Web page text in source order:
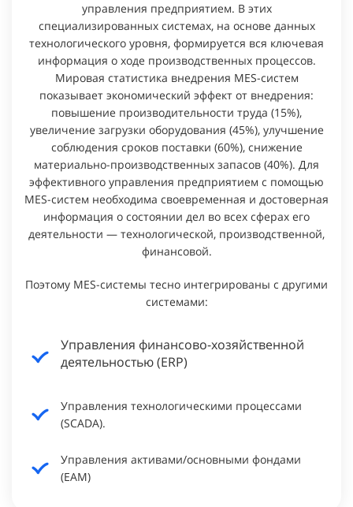
управления предприятием. В этих
специализированных системах, на основе данных
технологического уровня, формируется вся ключевая
информация о ходе производственных процессов.
Мировая статистика внедрения MES-систем
показывает экономический эффект от внедрения:
повышение производительности труда (15%),
увеличение загрузки оборудования (45%), улучшение
соблюдения сроков поставки (60%), снижение
материально-производственных запасов (40%). Для
эффективного управления предприятием с помощью
MES-систем необходима своевременная и достоверная
информация о состоянии дел во всех сферах его
деятельности — технологической, производственной,
финансовой.
Поэтому MES-системы тесно интегрированы с другими
системами:
Управления финансово-хозяйственной
деятельностью (ERP)
Управления технологическими процессами
(SCADA).
Управления активами/основными фондами
(EAM)